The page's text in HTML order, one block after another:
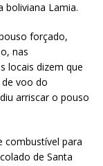
boliviana Lamia.
forçado,
nas
locais dizem que
voo do
arriscar o pouso
combustível para
de Santa